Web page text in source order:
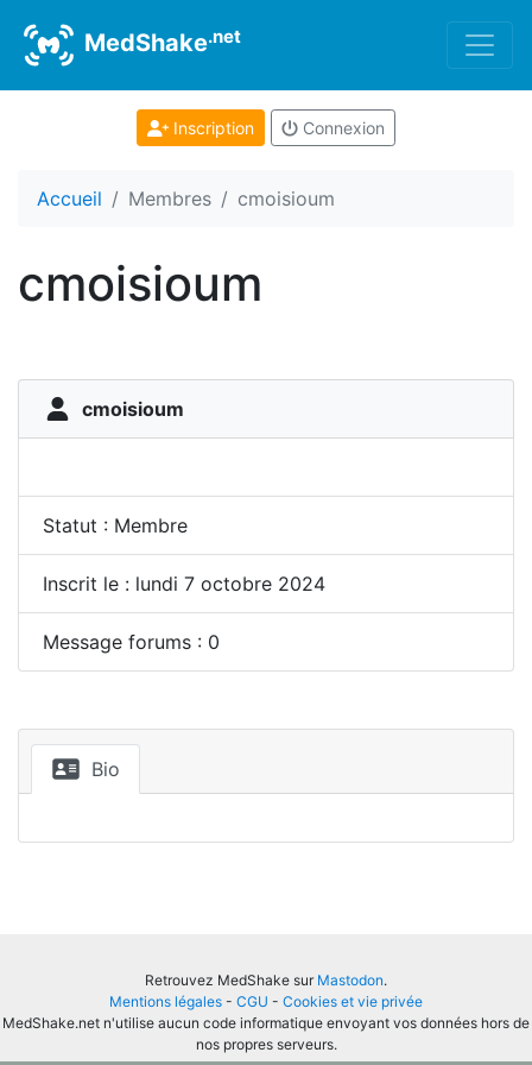
MedShake.net
Inscription Connexion
Accueil Membres cmoisioum
cmoisioum
cmoisioum
Statut : Membre
Inscrit le : lundi 7 octobre 2024
Message forums : 0
Bio
Retrouvez MedShake sur Mastodon.
Mentions légales - CGU - Cookies et vie privée
MedShake.net n'utilise aucun code informatique envoyant vos données hors de
nos propres serveurs.